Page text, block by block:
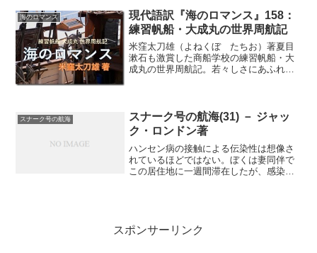
通過（クロス・ザ・ライン）一、海神ネ
プチューン練習船大成丸は...
海のロマンス
現代語訳『海のロマンス』158：
練習帆船・大成丸の世界周航記
米窪太刀雄（よねくぼ たちお）著夏目
漱石も激賞した商船学校の練習帆船・大
成丸の世界周航記。若々しさにあふれた
朝――時、船は薄曇りにと...
スナーク号の航海
スナーク号の航海(31) － ジャッ
ク・ロンドン著
ハンセン病の接触による伝染性は想像さ
れているほどではない。ぼくは妻同伴で
この居住地に一週間滞在したが、感染す
スポンサーリンク